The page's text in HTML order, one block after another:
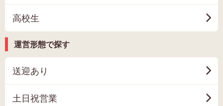
高校生
運営形態で探す
送迎あり
土日祝営業